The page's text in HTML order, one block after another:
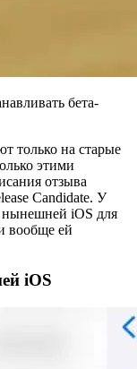
бета-
только на старые
этими
отзыва
Candidate. У
нынешней iOS для
вообще ей
iOS